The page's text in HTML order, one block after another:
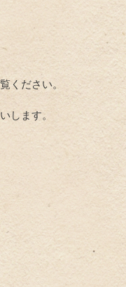
ください。
します。